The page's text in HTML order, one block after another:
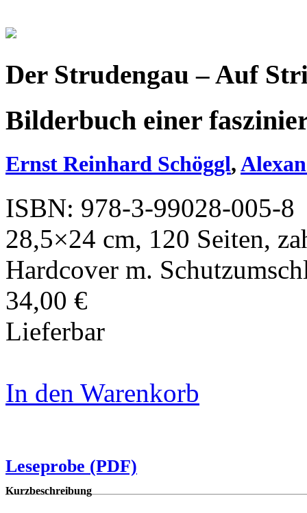
Der Strudengau – Auf
Bilderbuch einer
Ernst Reinhard Schöggl,
ISBN: 978-3-99028-005-8
28,5×24 cm, 120 Seiten,
Hardcover m.
34,00 €
Lieferbar
In den Warenkorb
Leseprobe (PDF)
Kurzbeschreibung